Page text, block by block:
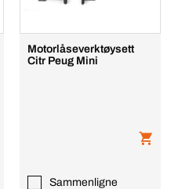
Motorlåseverktøysett
Citr Peug Mini
Sammenligne